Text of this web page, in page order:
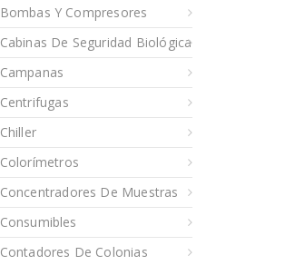
Bombas Y Compresores
Cabinas De Seguridad Biológica
Campanas
Centrifugas
Chiller
Colorímetros
Concentradores De Muestras
Consumibles
Contadores De Colonias